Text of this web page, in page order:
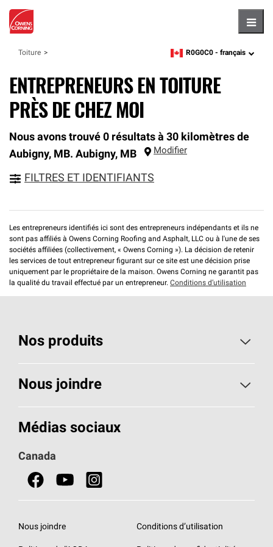
Toiture zipcode,language
R0G0C0 - français
ENTREPRENEURS EN TOITURE
PRÈS DE CHEZ MOI
Nous avons trouvé 0 résultats à 30 kilomètres de
Aubigny, MB. Aubigny, MB Modifier
FILTRES ET IDENTIFIANTS
Les entrepreneurs identifiés ici sont des entrepreneurs indépendants et ils ne
sont pas affiliés à Owens Corning Roofing and Asphalt, LLC ou à l'une de ses
sociétés affiliées (collectivement, « Owens Corning »). La décision de retenir
les services de tout entrepreneur figurant sur ce site est une décision prise
uniquement par le propriétaire de la maison. Owens Corning ne garantit pas
la qualité du travail effectué par un entrepreneur. Conditions d’utilisation
Nos produits
Toiture
Isolants pour usage résidentiel
Portes
Nous joindre
Composez le 1 800 438-7465
Médias sociaux
Canada
Nous joindre Conditions d’utilisation